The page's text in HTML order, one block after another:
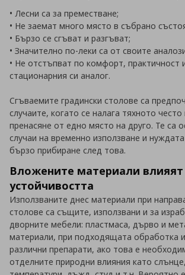
• Лесни са за преместване;
• Не заемат много място в събрано
• Бързо се сгъват и разгъват;
• Значително по-леки са от своите
• Не отстъпват по комфорт, практичност
стационарния си аналог.
Сгъваемите градински столове са
случаите, когато се налага тяхното
пренасяне от едно място на друго. Те са
случаи на временно използване и
бързо прибиране след това.
Вложените материали влияят
устойчивостта
Използваните днес материали при
столове са същите, използвани и за
дворните мебели: пластмаса, дърво и
материали, при подходящата обработка
различни препарати, ако това е
отделните природни влияния като